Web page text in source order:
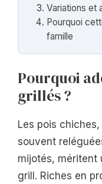
Variations et
Pourquoi
famille
Pourquoi
grillés ?
Les pois
souvent
mijotés, méritent
grill. Riches en